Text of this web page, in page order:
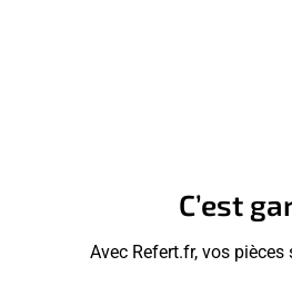
C’est
Avec Refert.fr, vos